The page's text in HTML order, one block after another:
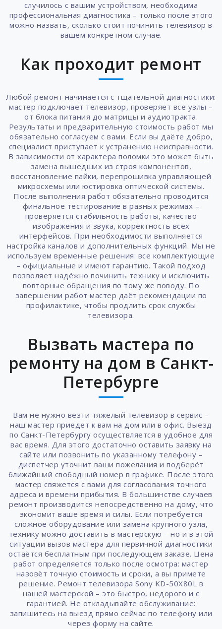
случилось с вашим устройством, необходима
профессиональная диагностика – только после этого
можно назвать, сколько стоит починить телевизор в
вашем конкретном случае.
Как проходит ремонт
Любой ремонт начинается с тщательной диагностики:
мастер подключает телевизор, проверяет все узлы –
от блока питания до матрицы и аудиотракта.
Результаты и предварительную стоимость работ мы
обязательно согласуем с вами. Если вы даёте добро,
специалист приступает к устранению неисправности.
В зависимости от характера поломки это может быть
замена вышедших из строя компонентов,
восстановление пайки, перепрошивка управляющей
микросхемы или юстировка оптической системы.
После выполнения работ обязательно проводится
финальное тестирование в разных режимах –
проверяется стабильность работы, качество
изображения и звука, корректность всех
интерфейсов. При необходимости выполняется
настройка каналов и дополнительных функций. Мы не
используем временные решения: все комплектующие
– официальные и имеют гарантию. Такой подход
позволяет надёжно починить технику и исключить
повторные обращения по тому же поводу. По
завершении работ мастер даёт рекомендации по
профилактике, чтобы продлить срок службы
телевизора.
Вызвать мастера по
ремонту на дом в Санкт-
Петербурге
Вам не нужно везти тяжёлый телевизор в сервис –
наш мастер приедет к вам на дом или в офис. Выезд
по Санкт-Петербургу осуществляется в удобное для
вас время. Для этого достаточно оставить заявку на
сайте или позвонить по указанному телефону –
диспетчер уточнит ваши пожелания и подберёт
ближайший свободный номер в графике. После этого
мастер свяжется с вами для согласования точного
адреса и времени прибытия. В большинстве случаев
ремонт производится непосредственно на дому, что
экономит ваше время и силы. Если потребуется
сложное оборудование или замена крупного узла,
технику можно доставить в мастерскую – но и в этой
ситуации вызов мастера для первичной диагностики
остаётся бесплатным при последующем заказе. Цена
работ определяется только после осмотра: мастер
назовёт точную стоимость и сроки, а вы примете
решение. Ремонт телевизора Sony KD-50X80L в
нашей мастерской – это быстро, недорого и с
гарантией. Не откладывайте обслуживание:
запишитесь на выезд прямо сейчас по телефону или
через форму на сайте.